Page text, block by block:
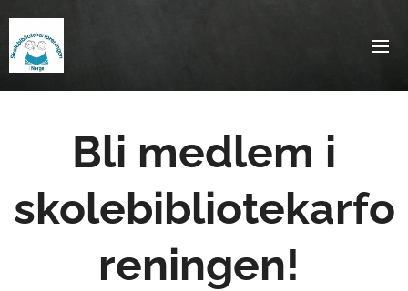
Bli medlem i
skolebibliotekarfo
reningen!